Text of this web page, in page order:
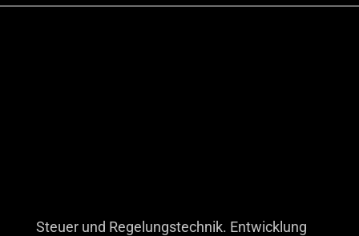
Steuer und Regelungstechnik. Entwicklung